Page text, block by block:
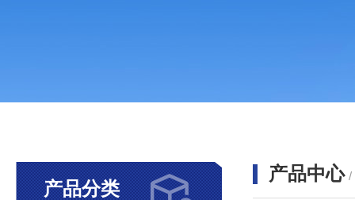
产品分类
产品中心 /